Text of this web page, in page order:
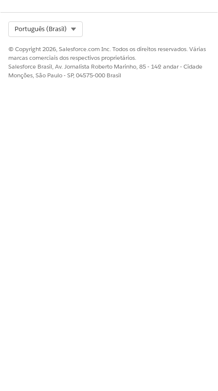
ESTE ARTIGO RESOLVEU SEU PROBLEMA?
Diga-nos para podermos melhorar!
Sim Não
Português (Brasil)
© Copyright 2026, Salesforce.com Inc. Todos os direitos reservados. Várias
marcas comerciais dos respectivos proprietários.
Salesforce Brasil, Av. Jornalista Roberto Marinho, 85 - 14º andar - Cidade
Monções, São Paulo - SP, 04575-000 Brasil